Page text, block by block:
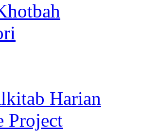
Harian
Project